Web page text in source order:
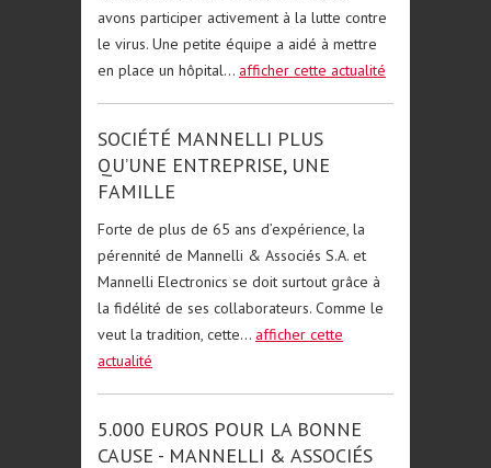
avons participer activement à la lutte contre
le virus. Une petite équipe a aidé à mettre
en place un hôpital... afficher cette actualité
SOCIÉTÉ MANNELLI PLUS
QU’UNE ENTREPRISE, UNE
FAMILLE
Forte de plus de 65 ans d’expérience, la
pérennité de Mannelli & Associés S.A. et
Mannelli Electronics se doit surtout grâce à
la fidélité de ses collaborateurs. Comme le
veut la tradition, cette... afficher cette
actualité
5.000 EUROS POUR LA BONNE
CAUSE - MANNELLI & ASSOCIÉS